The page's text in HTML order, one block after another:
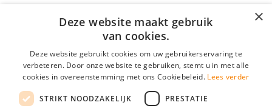
Contractvormen
Brochure aanvragen
Vacature aanmelden
Partners
×
Deze website maakt gebruik
van cookies.
Deze website gebruikt cookies om uw gebruikerservaring te
verbeteren. Door onze website te gebruiken, stemt u in met alle
cookies in overeenstemming met ons Cookiebeleid. Lees verder
STRIKT NOODZAKELIJK PRESTATIE